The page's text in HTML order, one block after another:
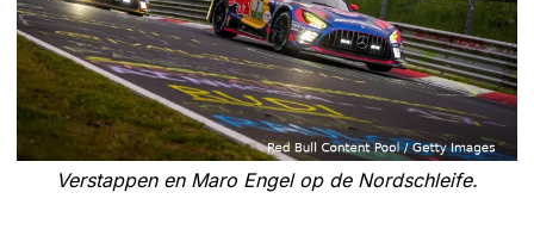
Verstappen en Maro Engel op de Nordschleife.